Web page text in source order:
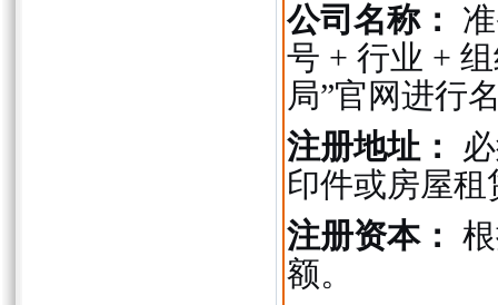
公司名称：
号 + 行业 +
局”官网进行
注册地址：
印件或房屋
注册资本：
额。